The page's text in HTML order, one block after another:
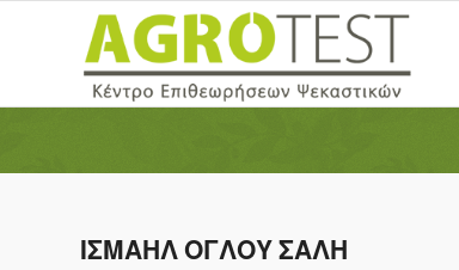
ΙΣΜΑΗΛ ΟΓΛΟΥ ΣΑΛΗ